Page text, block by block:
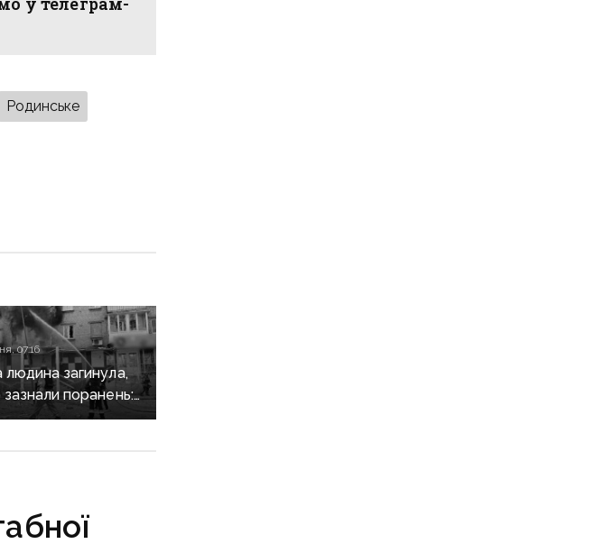
Родинське
07:16
людина загинула,
поранень:
злочини